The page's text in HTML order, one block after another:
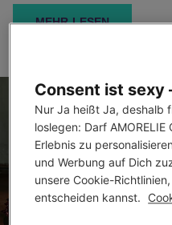
MEHR LESEN
Consent ist sexy
Nur Ja heißt Ja, deshalb
loslegen: Darf
Erlebnis zu
und Werbung auf Dich
unsere Cookie-
entscheiden kannst.